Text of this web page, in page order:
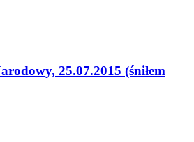
25.07.2015 (śniłem